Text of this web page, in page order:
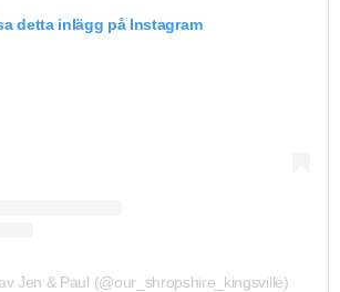
detta inlägg på Instagram
Jen & Paul (@our_shropshire_kingsville)